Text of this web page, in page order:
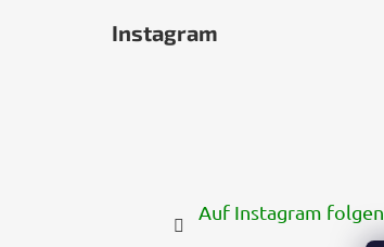
Instagram
Auf Instagram folgen